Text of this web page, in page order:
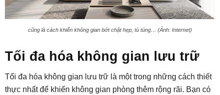
cũng là cách khiến không gian bớt chật hẹp, tù túng… (Ảnh: Internet)
Tối đa hóa không gian lưu trữ
Tối đa hóa không gian lưu trữ là một trong những cách thiết
thực nhất để khiến không gian phòng thêm rộng rãi. Bạn có